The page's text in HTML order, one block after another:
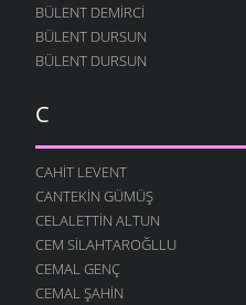
BÜLENT DEMIRCI
BÜLENT DURSUN
BÜLENT DURSUN
C
CAHIT LEVENT
CANTEKIN GÜMÜŞ
CELALETTIN ALTUN
CEM SILAHTAROĞLLU
CEMAL GENÇ
CEMAL ŞAHIN